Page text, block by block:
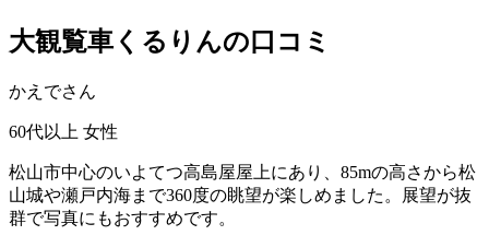
大観覧車くるりんの口コミ
かえでさん
60代以上 女性
松山市中心のいよてつ高島屋屋上にあり、85mの高さから松
山城や瀬戸内海まで360度の眺望が楽しめました。展望が抜
群で写真にもおすすめです。